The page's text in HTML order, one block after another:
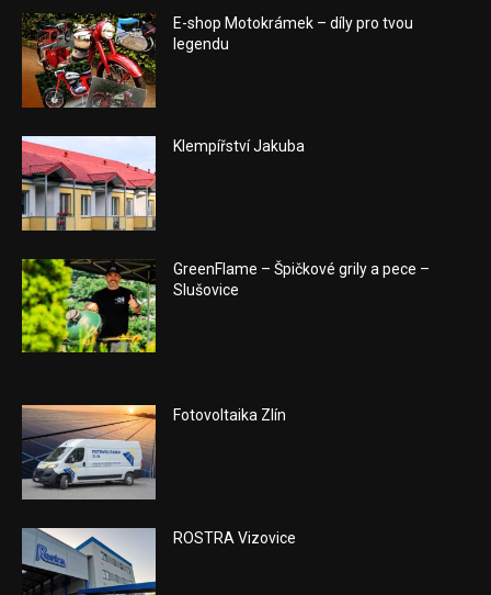
E-shop Motokrámek – díly pro tvou
legendu
Klempířství Jakuba
GreenFlame – Špičkové grily a pece –
Slušovice
Fotovoltaika Zlín
ROSTRA Vizovice